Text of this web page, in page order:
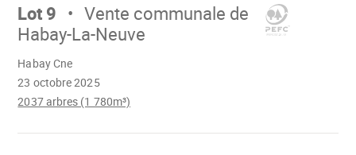
Lot 9
Vente communale de
Habay-La-Neuve
23 octobre 2025
Habay Cne
2037 arbres (1 780m³)
Aller